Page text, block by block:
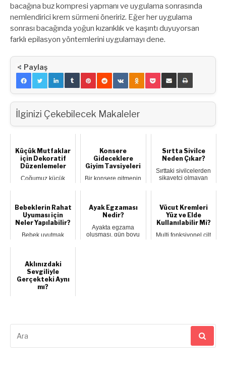
bacağına buz kompresi yapmanı ve uygulama sonrasında
nemlendirici krem sürmeni öneririz. Eğer her uygulama
sonrası bacağında yoğun kızarıklık ve kaşıntı duyuyorsan
farklı epilasyon yöntemlerini uygulamayı dene.
Paylaş
İlginizi Çekebilecek Makaleler
Küçük Mutfaklar
için Dekoratif
Düzenlemeler
Çoğumuz küçük
doğru şek...
Konsere
Gideceklere
Giyim Tavsiyeleri
Bir konsere gitmenin
Sırtta Sivilce
Neden Çıkar?
Sırttaki sivilcelerden
şikayetçi olmayan
Bebeklerin Rahat
Uyuması için
Neler Yapılabilir?
Bebek uyutmak
Ayak Egzaması
Nedir?
Ayakta egzama
oluşması, gün boyu
Vücut Kremleri
Yüz ve Elde
Kullanılabilir Mi?
Multi fonksiyonel cilt
Aklınızdaki
Sevgiliyle
Gerçekteki Aynı
mı?
yap: